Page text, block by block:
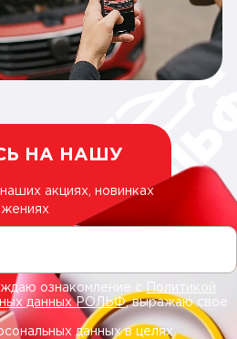
НА НАШУ
акциях, новинках
ознакомление сПолитикой
данных РОЛЬФ, выражаю свое
данных в целях